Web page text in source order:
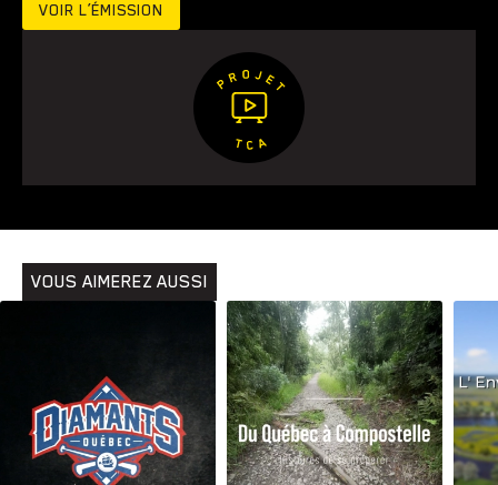
Bingo Communauté
Histoires
VOIR L’ÉMISSION
VOUS AIMEREZ AUSSI